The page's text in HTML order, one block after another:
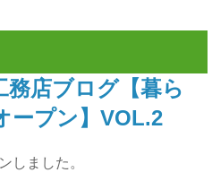
店ブログ【暮ら
ープン】VOL.2
しました。